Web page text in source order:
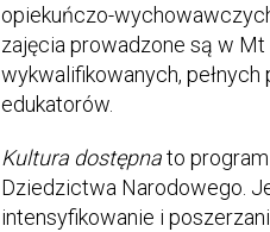
opiekuńczo-
zajęcia prowadzone są w Mt
wykwalifikowanych, pełnych
edukatorów.
Kultura dostępnato
Dziedzictwa Narodowego.
intensyfikowanie i